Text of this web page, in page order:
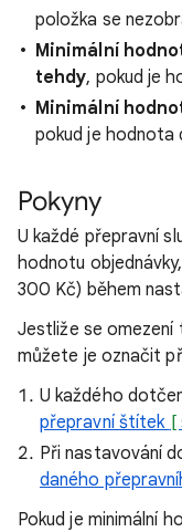
položka se
Minimální
tehdy, pokud je
Minimální
pokud je hodnota
Pokyny
U každé přepravní
hodnotu
300 Kč) během
Jestliže se omezení
můžete je označit
U každého
přepravní štítek
Při nastavování
daného
Pokud je minimální